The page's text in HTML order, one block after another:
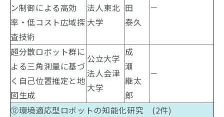
ン制御による高効
率・低コスト広域探
査技術
法人東北
大学
田
泰久
－
超分散ロボット群に
よる三角測量に基づ
く自己位置推定と地
図生成
公立大学
法人会津
大学
成
瀬
継太
郎
－
⑫環境適応型ロボットの知能化研究 (2件)